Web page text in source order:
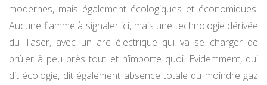
modernes, mais également écologiques et économiques.
Aucune flamme à signaler ici, mais une technologie dérivée
du Taser, avec un arc électrique qui va se charger de
brûler à peu près tout et n’importe quoi. Evidemment, qui
dit écologie, dit également absence totale du moindre gaz